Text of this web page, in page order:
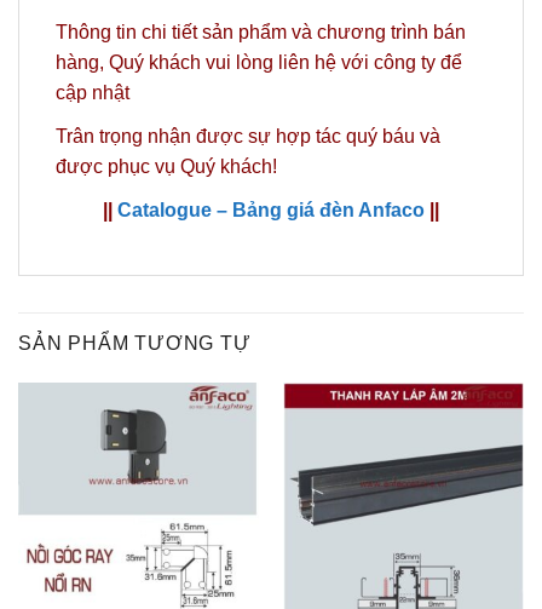
Thông tin chi tiết sản phẩm và chương trình bán
hàng, Quý khách vui lòng liên hệ với công ty để
cập nhật
Trân trọng nhận được sự hợp tác quý báu và
được phục vụ Quý khách!
Catalogue – Bảng giá đèn Anfaco
SẢN PHẨM TƯƠNG TỰ